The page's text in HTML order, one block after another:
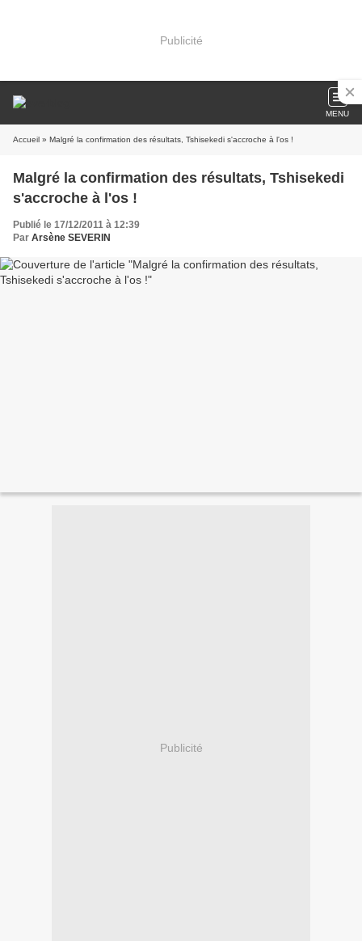
Publicité
MENU
Accueil » Malgré la confirmation des résultats, Tshisekedi s'accroche à l'os !
Malgré la confirmation des résultats, Tshisekedi
s'accroche à l'os !
Publié le 17/12/2011 à 12:39
Par Arsène SEVERIN
Publicité